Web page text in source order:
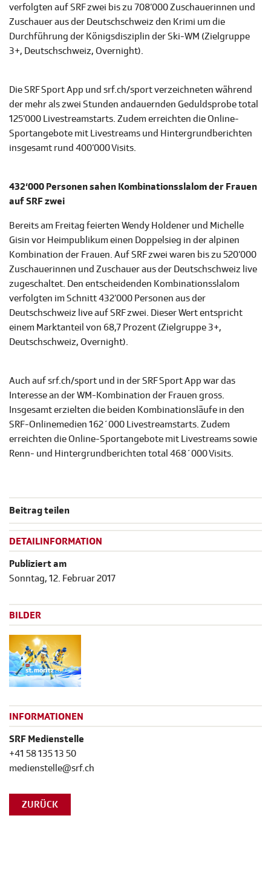
verfolgten auf SRF zwei bis zu 708‘000 Zuschauerinnen und
Zuschauer aus der Deutschschweiz den Krimi um die
Durchführung der Königsdisziplin der Ski-WM (Zielgruppe
3+, Deutschschweiz, Overnight).
Die SRF Sport App und srf.ch/sport verzeichneten während
der mehr als zwei Stunden andauernden Geduldsprobe total
125‘000 Livestreamstarts. Zudem erreichten die Online-
Sportangebote mit Livestreams und Hintergrundberichten
insgesamt rund 400‘000 Visits.
432‘000 Personen sahen Kombinationsslalom der Frauen
auf SRF zwei
Bereits am Freitag feierten Wendy Holdener und Michelle
Gisin vor Heimpublikum einen Doppelsieg in der alpinen
Kombination der Frauen. Auf SRF zwei waren bis zu 520‘000
Zuschauerinnen und Zuschauer aus der Deutschschweiz live
zugeschaltet. Den entscheidenden Kombinationsslalom
verfolgten im Schnitt 432‘000 Personen aus der
Deutschschweiz live auf SRF zwei. Dieser Wert entspricht
einem Marktanteil von 68,7 Prozent (Zielgruppe 3+,
Deutschschweiz, Overnight).
Auch auf srf.ch/sport und in der SRF Sport App war das
Interesse an der WM-Kombination der Frauen gross.
Insgesamt erzielten die beiden Kombinationsläufe in den
SRF-Onlinemedien 162´000 Livestreamstarts. Zudem
erreichten die Online-Sportangebote mit Livestreams sowie
Renn- und Hintergrundberichten total 468´000 Visits.
Beitrag teilen
DETAILINFORMATION
Publiziert am
Sonntag, 12. Februar 2017
BILDER
INFORMATIONEN
SRF Medienstelle
+41 58 135 13 50
medienstelle@srf.ch
ZURÜCK